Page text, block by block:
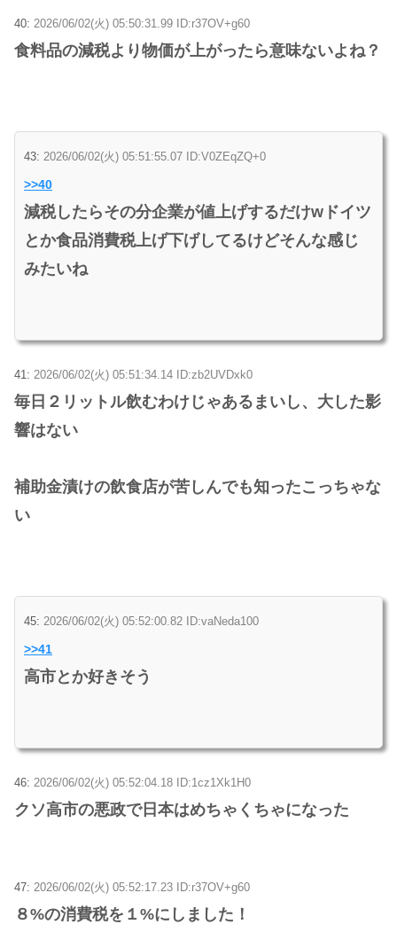
40: 2026/06/02(火) 05:50:31.99 ID:r37OV+g60
食料品の減税より物価が上がったら意味ないよね？
43: 2026/06/02(火) 05:51:55.07 ID:V0ZEqZQ+0
>>40
減税したらその分企業が値上げするだけwドイツ
とか食品消費税上げ下げしてるけどそんな感じ
みたいね
41: 2026/06/02(火) 05:51:34.14 ID:zb2UVDxk0
毎日２リットル飲むわけじゃあるまいし、大した影
響はない
補助金漬けの飲食店が苦しんでも知ったこっちゃな
い
45: 2026/06/02(火) 05:52:00.82 ID:vaNeda100
>>41
高市とか好きそう
46: 2026/06/02(火) 05:52:04.18 ID:1cz1Xk1H0
クソ高市の悪政で日本はめちゃくちゃになった
47: 2026/06/02(火) 05:52:17.23 ID:r37OV+g60
８%の消費税を１%にしました！